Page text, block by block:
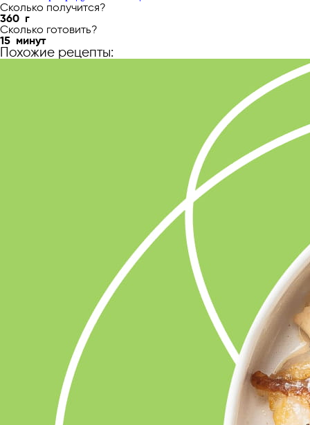
Сколько получится?
360 г
Сколько готовить?
15 минут
Похожие рецепты: